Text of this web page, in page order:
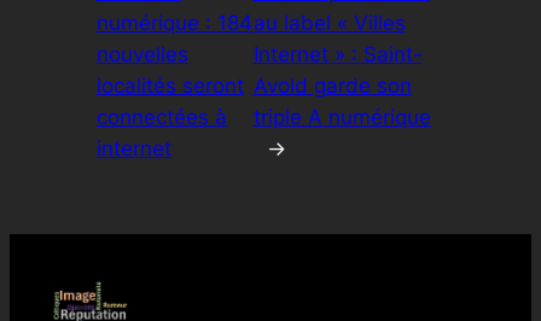
numérique : 184
nouvelles
localités seront
connectées à
internet
au label « Villes
Internet » : Saint-
Avold garde son
triple A numérique
→